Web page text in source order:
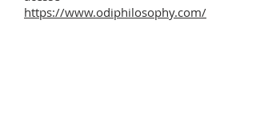
https://www.odiphilosophy.com/